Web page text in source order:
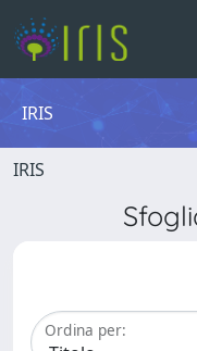
IRIS
IRIS
Ordina per: